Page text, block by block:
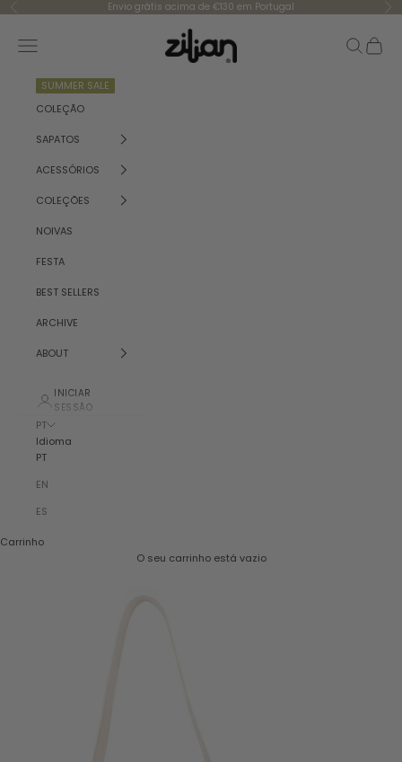
Saltar para o conteúdo
Anterior Envio grátis acima de €130 em Portugal
Zilian
Menu Pesquisar
SUMMER SALE
COLEÇÃO
SAPATOS
ACESSÓRIOS
COLEÇÕES
NOIVAS
FESTA
BEST SELLERS
ARCHIVE
ABOUT
INICIAR
SESSÃO
PT
Idioma
PT
EN
ES
Carrinho
O seu carrinho está vazio